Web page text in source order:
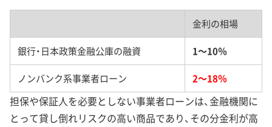
金利の相場
銀行・日本政策金融公庫の融資 1～10％
ノンバンク系事業者ローン 2～18％
担保や保証人を必要としない事業者ローンは、金融機関に
とって貸し倒れリスクの高い商品であり、その分金利が高